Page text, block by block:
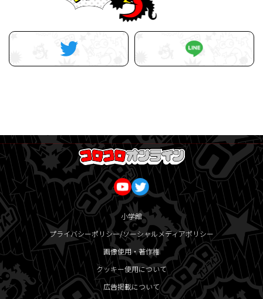
小学館
プライバシーポリシー/ソーシャルメディアポリシー
画像使用・著作権
クッキー使用について
広告掲載について